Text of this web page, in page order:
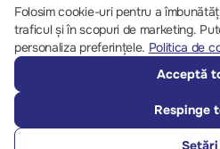
© 2013 –
Folosim cookie-uri pentru a
traficul și în scopuri de marketing.
personaliza preferințele. Politica de
Acceptă
Respinge
Setări